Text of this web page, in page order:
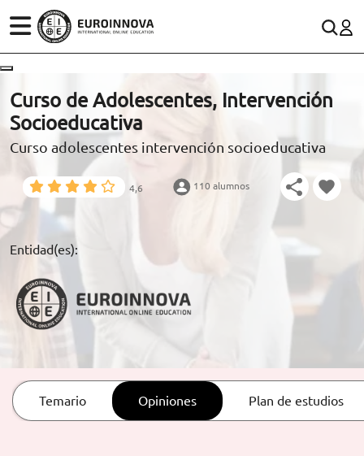
ESTUDIOS
CONOCE EUROINNOVA
BECAS Y FINANCIACIÓN
RECURSOS EDUCATIVOS
ARTÍCULOS
(+34)958 050 200(gratuito en España)
900 831 200
formacion@euroinnova.com
TRABAJA CON NOSOTROS
Curso de Adolescentes, Intervención
Socioeducativa
Curso adolescentes intervención socioeducativa
4,6 110 alumnos
Entidad(es):
Temario Opiniones Plan de estudios